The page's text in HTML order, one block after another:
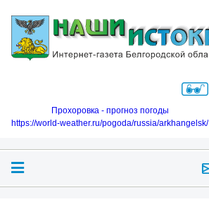
Прохоровка - прогноз погоды
https://world-weather.ru/pogoda/russia/arkhangelsk/